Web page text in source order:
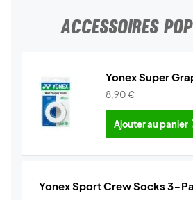
ACCESSOIRES
Yonex Super
8,90€
Ajouter au panier
Yonex Sport Crew Socks 3-